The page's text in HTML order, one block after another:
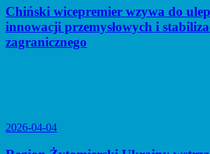
Chiński wicepremier wzywa do
innowacji przemysłowych i
zagranicznego
2026-04-04